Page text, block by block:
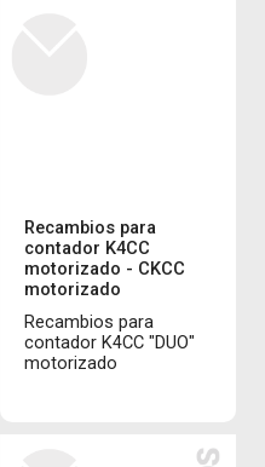
Recambios para
contador K4CC
motorizado - CKCC
motorizado
Recambios para
contador K4CC "DUO"
motorizado